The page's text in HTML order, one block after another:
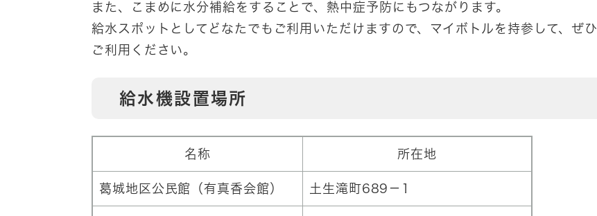
また、こまめに水分補給をすることで、熱中症予防にもつながります。
給水スポットとしてどなたでもご利用いただけますので、マイボトルを持参して、ぜひ
ご利用ください。
給水機設置場所
名称 所在地
葛城地区公民館（有真香会館） 土生滝町689－1